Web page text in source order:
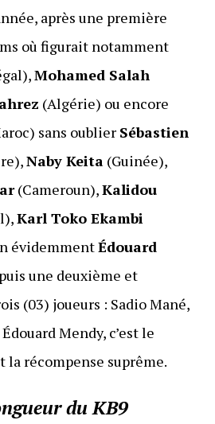
après une première
où figurait notamment
Mohamed Salah
(Algérie) ou encore
sans oublier Sébastien
Naby Keita(Guinée),
(Cameroun),Kalidou
Karl Toko Ekambi
évidemmentÉdouard
une deuxième et
(03) joueurs : Sadio Mané,
Mendy, c’est le
récompense suprême.
du KB9